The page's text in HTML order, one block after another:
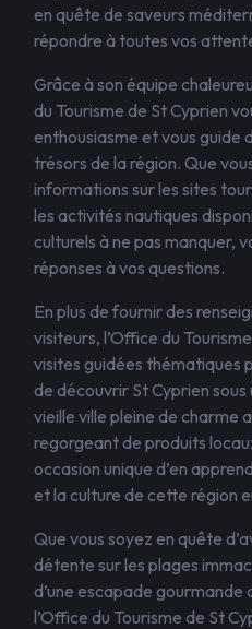
en quête de saveurs
répondre à toutes vos
Grâce à son équipe
du Tourisme de St Cyprien
enthousiasme et vous guide
trésors de la région. Que
informations sur les sites
les activités nautiques
culturels à ne pas manquer,
réponses à vos questions.
En plus de fournir des
visiteurs, l’Office du
visites guidées thématiques
de découvrir St Cyprien sous
vieille ville pleine de charme
regorgeant de produits
occasion unique d’en
et la culture de cette région
Que vous soyez en quête
détente sur les plages
d’une escapade gourmande
l’Office du Tourisme de St